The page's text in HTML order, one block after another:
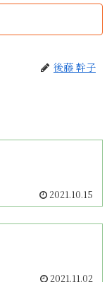
後藤 幹子
2021.10.15
2021.11.02